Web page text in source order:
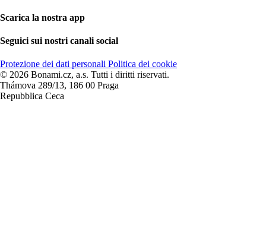
Scarica la nostra app
Seguici sui nostri canali social
Protezione dei dati personali Politica dei cookie
© 2026 Bonami.cz, a.s. Tutti i diritti riservati.
Thámova 289/13, 186 00 Praga
Repubblica Ceca